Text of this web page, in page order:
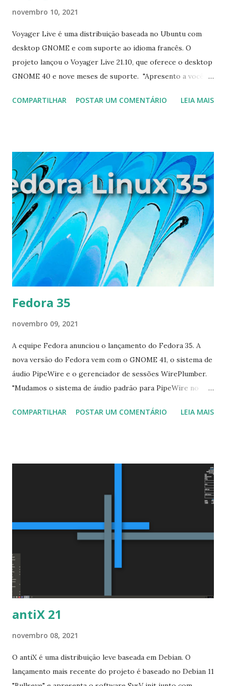
novembro 10, 2021
Voyager Live é uma distribuição baseada no Ubuntu com
desktop GNOME e com suporte ao idioma francês. O
projeto lançou o Voyager Live 21.10, que oferece o desktop
GNOME 40 e nove meses de suporte. "Apresento a vocês
Shell para desktop versão 40, introduzindo novos
GPUs AMD. R novo módulo de segurança denominado
Landlock com a promessa finalmente cumprida, de ter um
sistema GNOME leve, rápido, moderno, fluido, seguro e
eficiente em um ambiente híbrido para PC e Tablet. Esta
versão é baseada no kernel Linux 5.13 e na distribuição
Ubuntu " Impish Indri "21.10. É uma versão intermediária
com 9 meses de atualizações que se prepara para o futuro
LTS de 5 anos - versão de suporte de longo prazo que está
chegando. Com opções integradas como Conky Control,
Repair, Sw...
COMPARTILHAR POSTAR UM COMENTÁRIO LEIA MAIS
Fedora 35
novembro 09, 2021
A equipe Fedora anunciou o lançamento do Fedora 35. A
nova versão do Fedora vem com o GNOME 41, o sistema de
áudio PipeWire e o gerenciador de sessões WirePlumber.
"Mudamos o sistema de áudio padrão para PipeWire no
adicionando o novo gerenciador de sessão WirePlumber. O
terceiros que vêm com as variantes de desktop do Fedora
terceiros agora torna os aplicativos Flathub selecionados
disponíveis por meio de um Flathub remoto filtrado. facilita
o acesso a uma lista selecionada de aplicativos que não
causarão problemas legais ou outros para o Fedora
apontar, não se sobrepõe ao Fedora Flatpaks e funciona
ra...
COMPARTILHAR POSTAR UM COMENTÁRIO LEIA MAIS
antiX 21
novembro 08, 2021
O antiX é uma distribuição leve baseada em Debian. O
lançamento mais recente do projeto é baseado no Debian 11